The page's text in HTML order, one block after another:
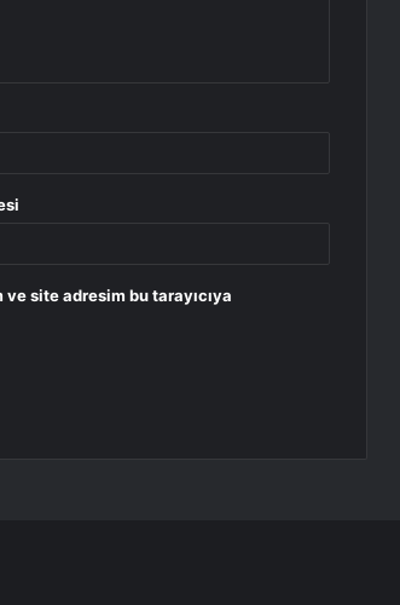
site adresim bu tarayıcıya